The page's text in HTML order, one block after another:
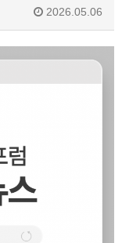
2026.05.06